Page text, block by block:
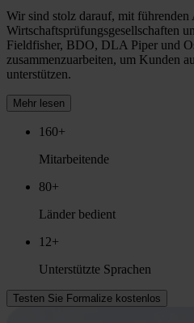
Wir sind stolz darauf, mit führenden
Wirtschaftsprüfungsgesellschaften
Fieldfisher, BDO, DLA Piper und
zusammenzuarbeiten, um Kunden
unterstützen.
Mehr lesen
160+
Mitarbeitende
80+
Länder bedient
12+
Unterstützte Sprachen
Testen Sie Formalize kostenlos